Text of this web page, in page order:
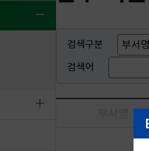
검색구분
검색어